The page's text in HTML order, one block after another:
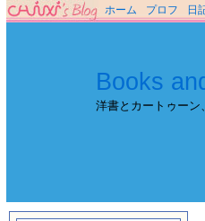
ホーム プロフ 日
Books
洋書とカートゥーン